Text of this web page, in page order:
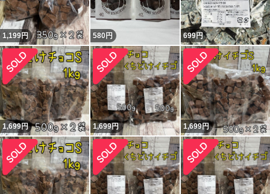
1,199円 580円 699円
1,699円 1,699円 1,699円